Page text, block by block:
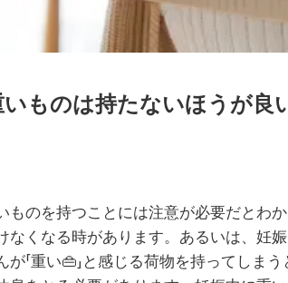
ものは持たないほうが良
ものを持つことには注意が必要だとわ
なくなる時があります。あるいは、妊
が「重い👜」と感じる荷物を持ってし